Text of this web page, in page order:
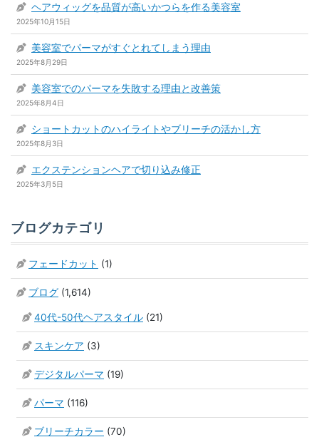
ヘアウィッグを品質が高いかつらを作る美容室
2025年10月15日
美容室でパーマがすぐとれてしまう理由
2025年8月29日
美容室でのパーマを失敗する理由と改善策
2025年8月4日
ショートカットのハイライトやブリーチの活かし方
2025年8月3日
エクステンションヘアで切り込み修正
2025年3月5日
ブログカテゴリ
フェードカット (1)
ブログ (1,614)
40代-50代ヘアスタイル (21)
スキンケア (3)
デジタルパーマ (19)
パーマ (116)
ブリーチカラー (70)